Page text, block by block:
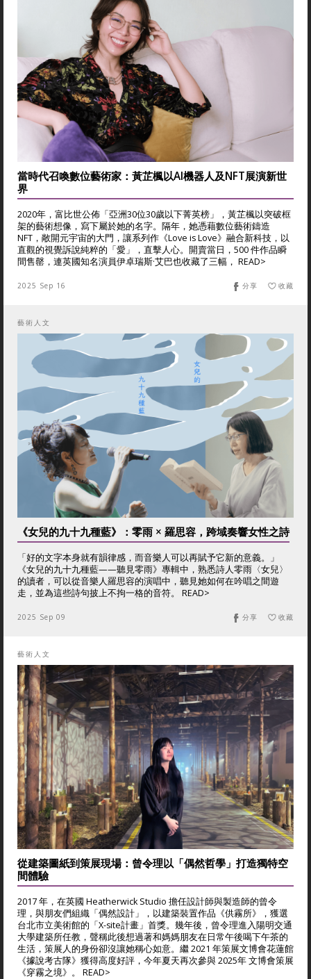
當時代召喚數位藝術家：黃芷楓以AI機器人及NFT展演新世
界
2020年，富比世公佈「亞洲30位30歲以下菁英榜」，黃芷楓以突破框
架的藝術想像，寫下屬於她的名字。隔年，她憑藉數位藝術鑄造
NFT，敞開元宇宙的大門，讓系列作《Love is Love》融合新科技，以
直觀的視覺訴說純粹的「愛」，直擊人心。開賣當日，500 件作品瞬
間售罄，連英國知名演員伊卓瑞斯·艾巴也收藏了三幅， READ>
2025 Sep 16 收藏
分享
藝術人文
《女兒的九十九種藍》：零雨 × 羅思容，跨域奏響女性之詩
「好的文字本身就有韻律感，而音樂人可以再賦予它新的意義。」
《女兒的九十九種藍——聽見零雨》專輯中，熟悉詩人零雨〈女兒〉
的讀者，可以從音樂人羅思容的演唱中，聽見她如何在吟唱之間遊
走，並為這些詩句披上不拘一格的音符。 READ>
2025 Sep 09 收藏
分享
藝術人文
從建築圖紙到策展現場：曾令理以「偶然哲學」打造獨特空
間體驗
2017 年，在英國 Heatherwick Studio 擔任設計師與製造師的曾令
理，與朋友們組織「偶然設計」，以建築裝置作品《供霧所》，獲選
台北市立美術館的「X-site計畫」首獎。幾年後，曾令理進入陽明交通
大學建築所任教，聲稱此後想過著和媽媽朋友在日常午後喝下午茶的
生活，策展人的身份卻沒讓她稱心如意。繼 2021 年策展文博會花蓮館
《據說考古隊》獲得高度好評，今年夏天再次參與 2025年 文博會策展
《穿霧之境》。 READ>